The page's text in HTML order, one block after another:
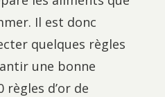
Il est donc
quelques règles
une bonne
règles d’or de